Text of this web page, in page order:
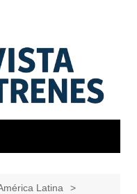
Latina